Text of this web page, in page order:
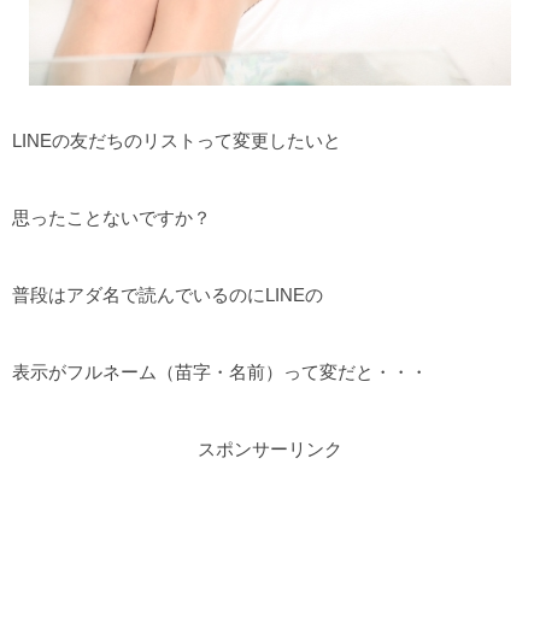
LINEの友だちのリストって変更したいと
思ったことないですか？
普段はアダ名で読んでいるのにLINEの
表示がフルネーム（苗字・名前）って変だと・・・
スポンサーリンク